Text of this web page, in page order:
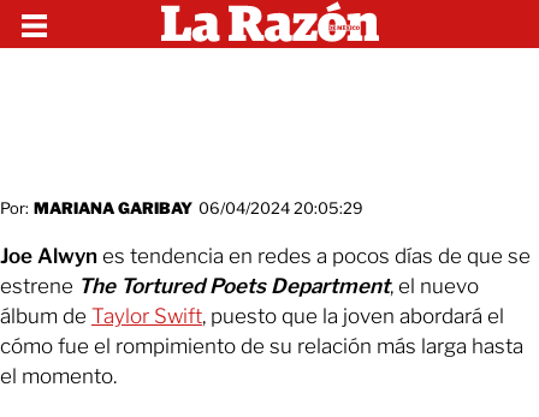
Por: MARIANA GARIBAY 06/04/2024 20:05:29
Joe Alwyn es tendencia en redes a pocos días de que se
estrene The Tortured Poets Department, el nuevo
álbum de Taylor Swift, puesto que la joven abordará el
cómo fue el rompimiento de su relación más larga hasta
el momento.